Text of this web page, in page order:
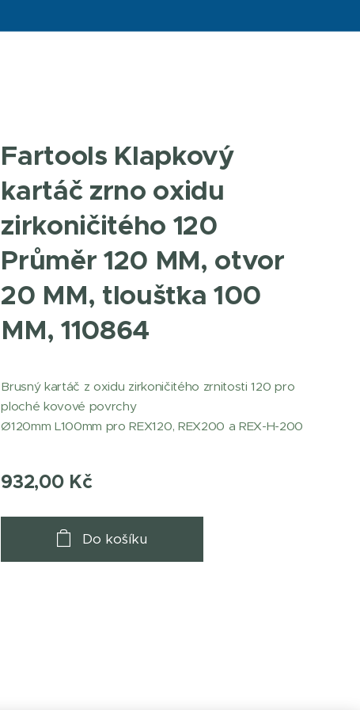
Fartools Klapkový
kartáč zrno oxidu
zirkoničitého 120
Průměr 120 MM, otvor
20 MM, tloušťka 100
MM, 110864
Brusný kartáč z oxidu zirkoničitého zrnitosti 120 pro
ploché kovové povrchy
Ø120mm L100mm pro REX120, REX200 a REX-H-200
932,00Kč
Do košíku